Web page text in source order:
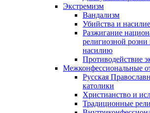
Экстремизм
Вандализм
Убийства и насилие
Разжигание
религиозной
насилию
Противодействие
Межконфессиональные
Русская
католики
Христианство и
Традиционные